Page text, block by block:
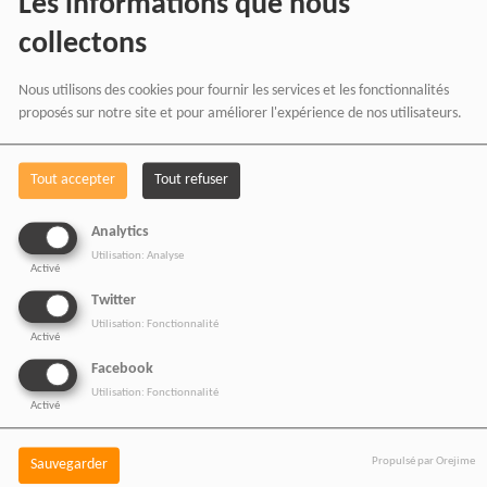
collectons
Nous utilisons des cookies pour fournir les services et les fonctionnalités
proposés sur notre site et pour améliorer l'expérience de nos utilisateurs.
Tout accepter Tout refuser
Analytics
Activé
Utilisation: Analyse
Twitter
Activé
Utilisation: Fonctionnalité
Facebook
Activé
Utilisation: Fonctionnalité
Sauvegarder Propulsé par Orejime
CACAOYÈRE D’AFRIQUE DE L’OUEST FACE À
UNE CRISE D’APPROVISIONNEMENT